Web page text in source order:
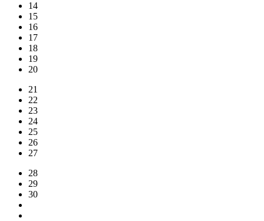
14
15
16
17
18
19
20
21
22
23
24
25
26
27
28
29
30